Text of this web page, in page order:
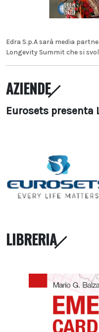
Edra S.p.A sarà media
Longevity Summit che si
AZIENDE
Eurosets presenta
LIBRERIA